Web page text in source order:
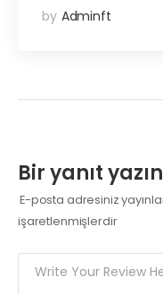
by Adminft
Bir yanıt yazın
E-posta adresiniz
işaretlenmişlerdir